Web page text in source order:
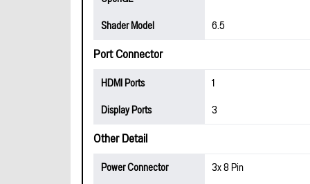
Shader Model
6.5
Port Connector
HDMI Ports
1
Display Ports
3
Other Detail
Power Connector
3x 8 Pin